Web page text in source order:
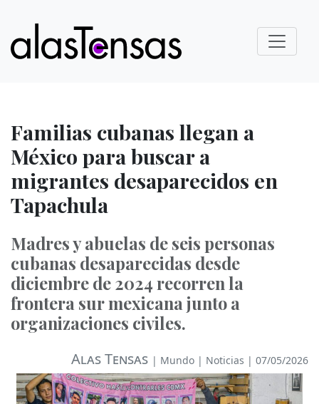
Familias cubanas llegan a
México para buscar a
migrantes desaparecidos en
Tapachula
Madres y abuelas de seis personas
cubanas desaparecidas desde
diciembre de 2024 recorren la
frontera sur mexicana junto a
organizaciones civiles.
Alas Tensas | Mundo | Noticias | 07/05/2026